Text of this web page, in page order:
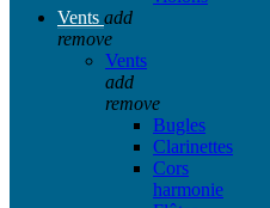
Vents add
remove
Vents
add
remove
Bugles
Clarinettes
Cors
harmonie